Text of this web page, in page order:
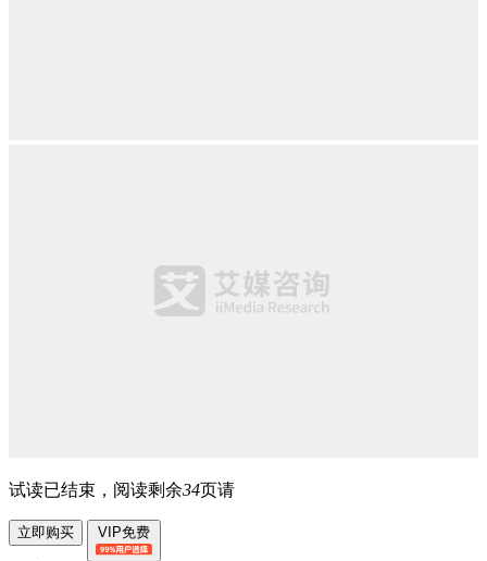
试读已结束，阅读剩余34页请
立即购买 VIP免费